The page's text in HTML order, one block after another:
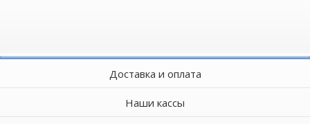
Доставка и оплата
Наши кассы